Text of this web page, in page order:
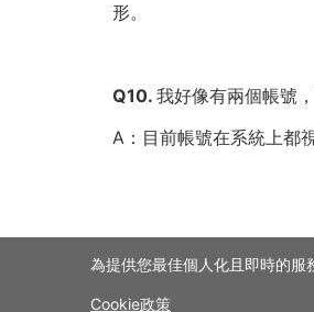
形。
Q10. 我好像有兩個帳號
A：目前帳號在系統上都
為提供您最佳個人化且即時的服
Cookie政策